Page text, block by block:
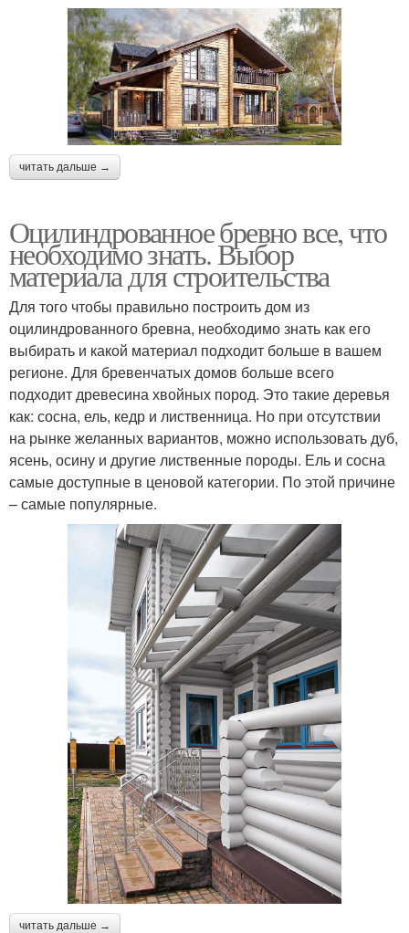
читать дальше →
Оцилиндрованное бревно все, что
необходимо знать. Выбор
материала для строительства
Для того чтобы правильно построить дом из
оцилиндрованного бревна, необходимо знать как его
выбирать и какой материал подходит больше в вашем
регионе. Для бревенчатых домов больше всего
подходит древесина хвойных пород. Это такие деревья
как: сосна, ель, кедр и лиственница. Но при отсутствии
на рынке желанных вариантов, можно использовать дуб,
ясень, осину и другие лиственные породы. Ель и сосна
самые доступные в ценовой категории. По этой причине
– самые популярные.
читать дальше →